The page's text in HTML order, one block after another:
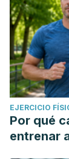
EJERCICIO
Por qué
entrenar